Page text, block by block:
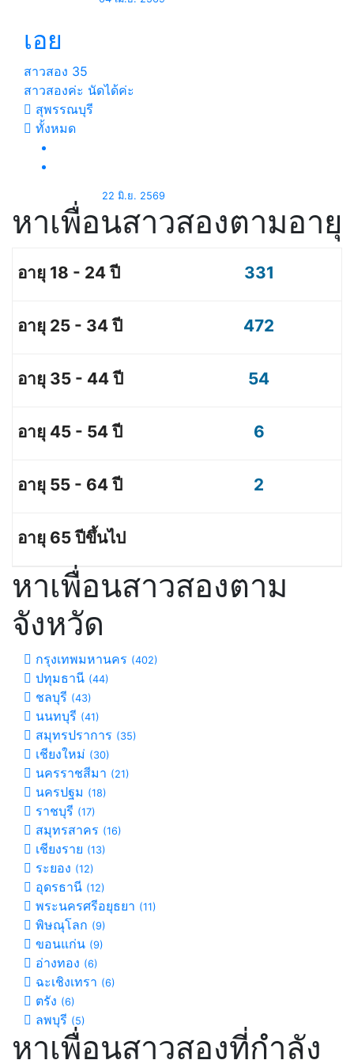
เอย
สาวสอง 35
สาวสองค่ะ นัดได้ค่ะ
สุพรรณบุรี
ทั้งหมด
22 มิ.ย. 2569
หาเพื่อนสาวสองตามอายุ
331
472
54
6
2
หาเพื่อนสาวสองตาม
จังหวัด
กรุงเทพมหานคร (402)
ปทุมธานี (44)
ชลบุรี (43)
นนทบุรี (41)
สมุทรปราการ (35)
เชียงใหม่ (30)
นครราชสีมา (21)
นครปฐม (18)
ราชบุรี (17)
สมุทรสาคร (16)
เชียงราย (13)
ระยอง (12)
อุดรธานี (12)
พระนครศรีอยุธยา (11)
พิษณุโลก (9)
ขอนแก่น (9)
อ่างทอง (6)
ฉะเชิงเทรา (6)
ตรัง (6)
ลพบุรี (5)
หาเพื่อนสาวสองที่กำลัง